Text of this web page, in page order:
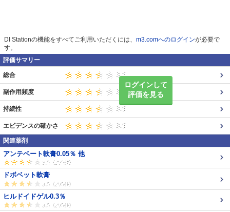
DI Stationの機能をすべてご利用いただくには、 m3.comへのログインが必要で
す。
評価サマリー
ログインして
評価を見る
総合
副作用頻度
持続性
エビデンスの確かさ
関連薬剤
アンテベート軟膏0.05％ 他
ドボベット軟膏
ヒルドイドゲル0.3％